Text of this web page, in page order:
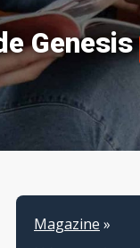
Genesis
Magazine »